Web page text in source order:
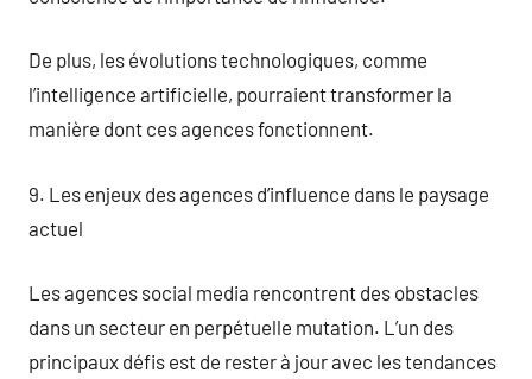
De plus, les évolutions technologiques, comme
l’intelligence artificielle, pourraient transformer la
manière dont ces agences fonctionnent.
9. Les enjeux des agences d’influence dans le paysage
actuel
Les agences social media rencontrent des obstacles
dans un secteur en perpétuelle mutation. L’un des
principaux défis est de rester à jour avec les tendances